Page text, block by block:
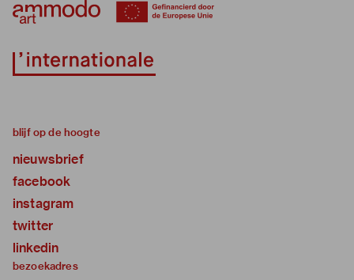
blijf op de hoogte
nieuwsbrief
facebook
instagram
twitter
linkedin
bezoekadres